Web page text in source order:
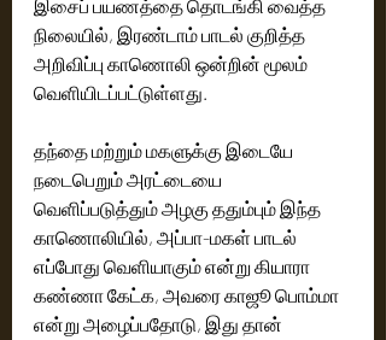
இசைப் பயணத்தை தொடங்கி வைத்த
நிலையில், இரண்டாம் பாடல் குறித்த
அறிவிப்பு காணொலி ஒன்றின் மூலம்
வெளியிடப்பட்டுள்ளது.
தந்தை மற்றும் மகளுக்கு இடையே
நடைபெறும் அரட்டையை
வெளிப்படுத்தும் அழகு ததும்பும் இந்த
காணொலியில், அப்பா-மகள் பாடல்
எப்போது வெளியாகும் என்று கியாரா
கண்ணா கேட்க, அவரை காஜூ பொம்மா
என்று அழைப்பதோடு, இது தான்